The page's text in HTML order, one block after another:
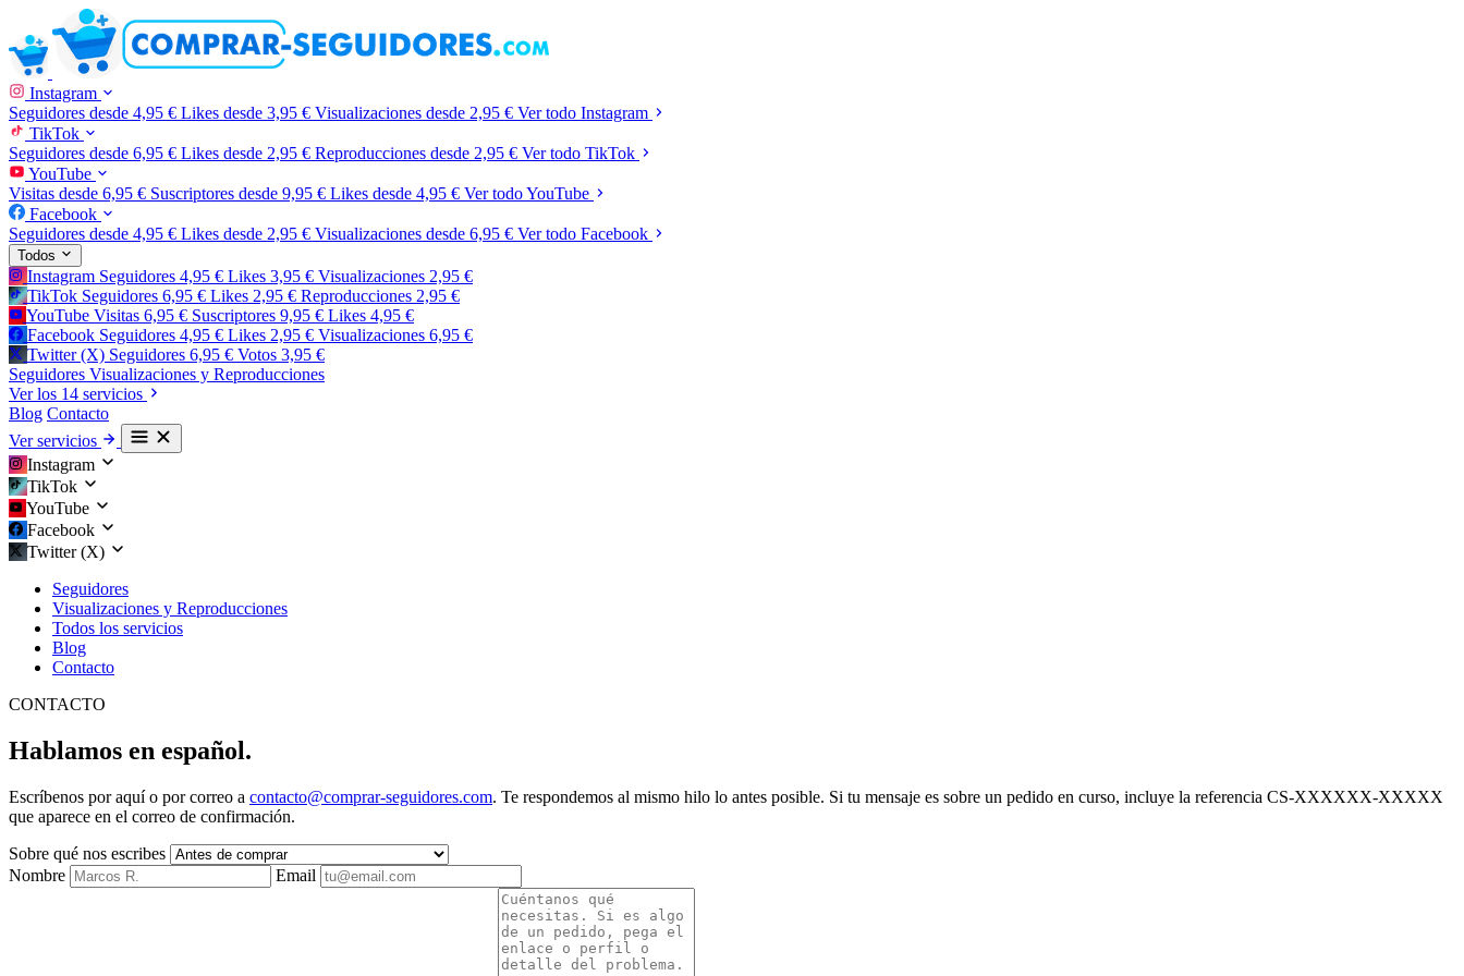
Instagram
Seguidores desde 4,95 € Likes desde 3,95 € Visualizaciones desde 2,95 € Ver todo Instagram
TikTok
Seguidores desde 6,95 € Likes desde 2,95 € Reproducciones desde 2,95 € Ver todo TikTok
YouTube
Visitas desde 6,95 € Suscriptores desde 9,95 € Likes desde 4,95 € Ver todo YouTube
Facebook
Seguidores desde 4,95 € Likes desde 2,95 € Visualizaciones desde 6,95 € Ver todo Facebook
Todos
Instagram Seguidores 4,95 € Likes 3,95 € Visualizaciones 2,95 €
TikTok Seguidores 6,95 € Likes 2,95 € Reproducciones 2,95 €
YouTube Visitas 6,95 € Suscriptores 9,95 € Likes 4,95 €
Facebook Seguidores 4,95 € Likes 2,95 € Visualizaciones 6,95 €
Twitter (X) Seguidores 6,95 € Votos 3,95 €
Seguidores Visualizaciones y Reproducciones
Ver los 14 servicios
Blog Contacto
Ver servicios
Instagram
TikTok
YouTube
Facebook
Twitter (X)
Seguidores
Visualizaciones y Reproducciones
Todos los servicios
Blog
Contacto
CONTACTO
Hablamos en español.
Escríbenos por aquí o por correo a contacto@comprar-seguidores.com. Te respondemos al mismo hilo lo antes posible. Si tu mensaje es sobre un pedido en curso, incluye la referencia CS-XXXXXX-XXXXX
que aparece en el correo de confirmación.
Sobre qué nos escribes
Nombre
Email